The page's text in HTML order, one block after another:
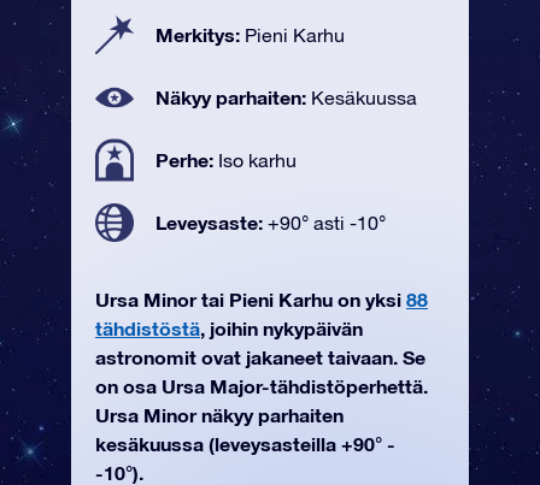
Merkitys: Pieni Karhu
Näkyy parhaiten: Kesäkuussa
Perhe: Iso karhu
Leveysaste: +90° asti -10°
Ursa Minor tai Pieni Karhu on yksi 88
tähdistöstä, joihin nykypäivän
astronomit ovat jakaneet taivaan. Se
on osa Ursa Major-tähdistöperhettä.
Ursa Minor näkyy parhaiten
kesäkuussa (leveysasteilla +90° -
-10°).